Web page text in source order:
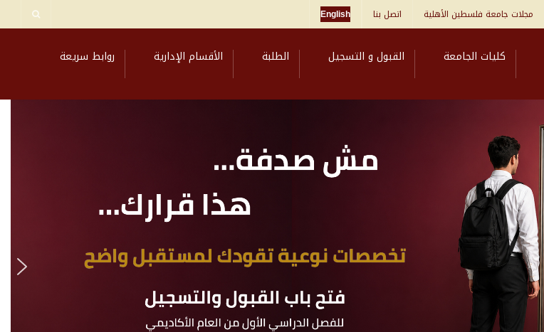
مجلات جامعة فلسطين الأهلية اتصل بنا English
كليات الجامعة القبول و التسجيل الطلبة الأقسام الإدارية روابط سريعة